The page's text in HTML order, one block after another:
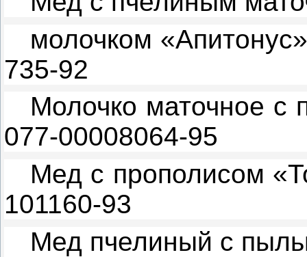
молочком
735-92
Молочко маточное с
077-00008064-95
Мед с прополисом
101160-93
Мед пчелиный с